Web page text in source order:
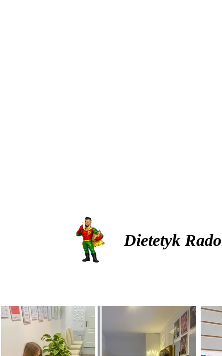
Dietetyk